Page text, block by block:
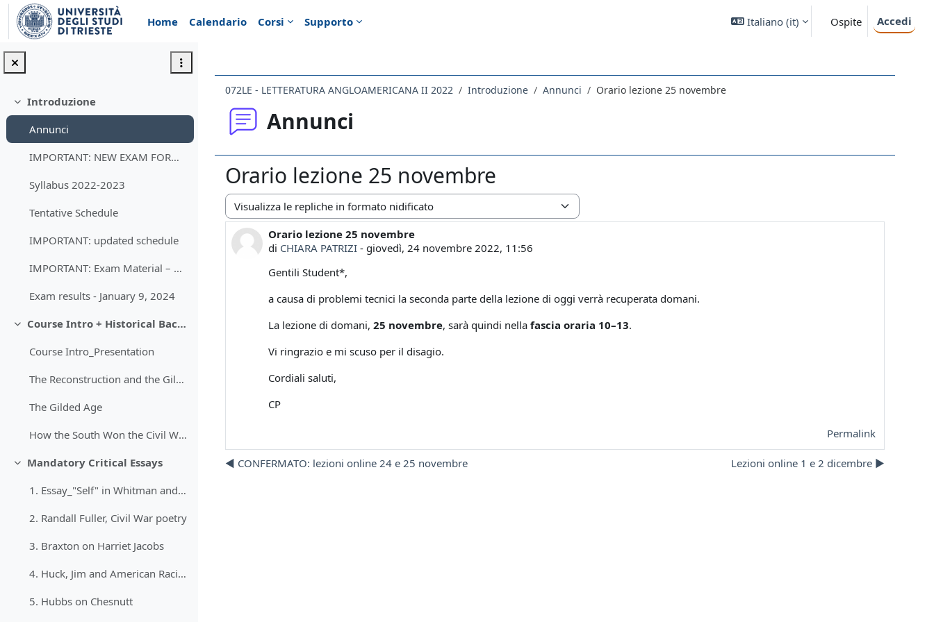
Vai al contenuto principale
Home
Calendario Corsi Supporto Italiano ‎(it)‎ Ospite Accedi
Minimizza
Introduzione
Annunci
IMPORTANT: NEW EXAM FORMAT (Winter 2024 session)
Syllabus 2022-2023
Tentative Schedule
IMPORTANT: updated schedule
IMPORTANT: Exam Material – Recap
Exam results - January 9, 2024
Minimizza
Course Intro + Historical Background
Course Intro_Presentation
The Reconstruction and the Gilded Age_Presentation
The Gilded Age
How the South Won the Civil War
Minimizza
Mandatory Critical Essays
1. Essay_"Self" in Whitman and Dickinson
2. Randall Fuller, Civil War poetry
3. Braxton on Harriet Jacobs
4. Huck, Jim and American Racial Discourse
5. Hubbs on Chesnutt
072LE - LETTERATURA ANGLOAMERICANA II 2022 Introduzione Annunci Orario lezione 25 novembre
Annunci
Orario lezione 25 novembre
Modalità visualizzazione
Orario lezione 25 novembre
di CHIARA PATRIZI - giovedì, 24 novembre 2022, 11:56
Numero di risposte: 0
Gentili Student*,
a causa di problemi tecnici la seconda parte della lezione di oggi verrà recuperata domani.
La lezione di domani, 25 novembre, sarà quindi nella fascia oraria 10–13.
Vi ringrazio e mi scuso per il disagio.
Cordiali saluti,
CP
Permalink
◀︎ CONFERMATO: lezioni online 24 e 25 novembre Lezioni online 1 e 2 dicembre ▶︎